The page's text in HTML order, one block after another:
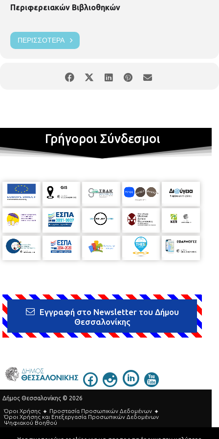
Περιφερειακών Βιβλιοθηκών
ΠΕΡΙΣΣΌΤΕΡΑ
Γρήγοροι Σύνδεσμοι
Εγγραφή στο Newsletter του Δήμου
Θεσσαλονίκης
Δήμος Θεσσαλονίκης © 2026
Όροι Χρήσης
Προστασία Προσωπικών Δεδομένων
Όροι Xρήσης και Eπεξεργασία Προσωπικών Δεδομένων
Ψηφιακού Βοηθού
Τηλεφωνικός Κατάλογος